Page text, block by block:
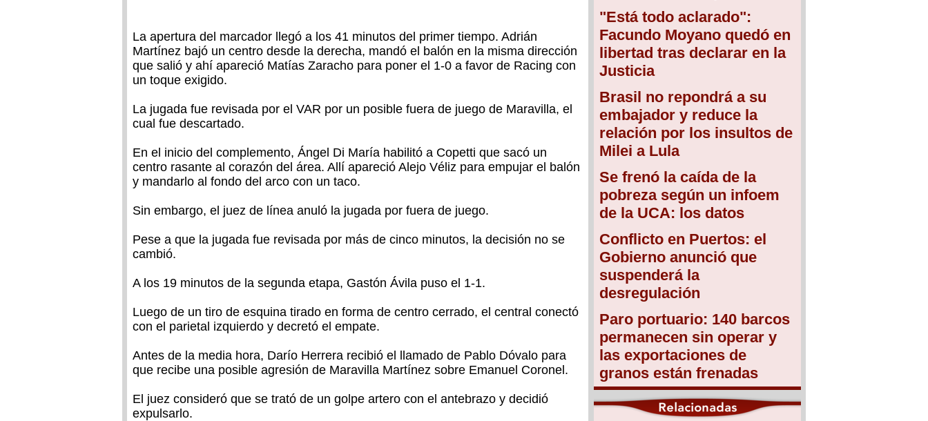
"Está todo aclarado":
Facundo Moyano quedó en
libertad tras declarar en la
Justicia
Brasil no repondrá a su
embajador y reduce la
relación por los insultos de
Milei a Lula
Se frenó la caída de la
pobreza según un infoem
de la UCA: los datos
Conflicto en Puertos: el
Gobierno anunció que
suspenderá la
desregulación
Paro portuario: 140 barcos
permanecen sin operar y
las exportaciones de
granos están frenadas
La apertura del marcador llegó a los 41 minutos del primer tiempo. Adrián
Martínez bajó un centro desde la derecha, mandó el balón en la misma dirección
que salió y ahí apareció Matías Zaracho para poner el 1-0 a favor de Racing con
un toque exigido.
La jugada fue revisada por el VAR por un posible fuera de juego de Maravilla, el
cual fue descartado.
En el inicio del complemento, Ángel Di María habilitó a Copetti que sacó un
centro rasante al corazón del área. Allí apareció Alejo Véliz para empujar el balón
y mandarlo al fondo del arco con un taco.
Sin embargo, el juez de línea anuló la jugada por fuera de juego.
Pese a que la jugada fue revisada por más de cinco minutos, la decisión no se
cambió.
A los 19 minutos de la segunda etapa, Gastón Ávila puso el 1-1.
Luego de un tiro de esquina tirado en forma de centro cerrado, el central conectó
con el parietal izquierdo y decretó el empate.
Antes de la media hora, Darío Herrera recibió el llamado de Pablo Dóvalo para
que recibe una posible agresión de Maravilla Martínez sobre Emanuel Coronel.
El juez consideró que se trató de un golpe artero con el antebrazo y decidió
expulsarlo.